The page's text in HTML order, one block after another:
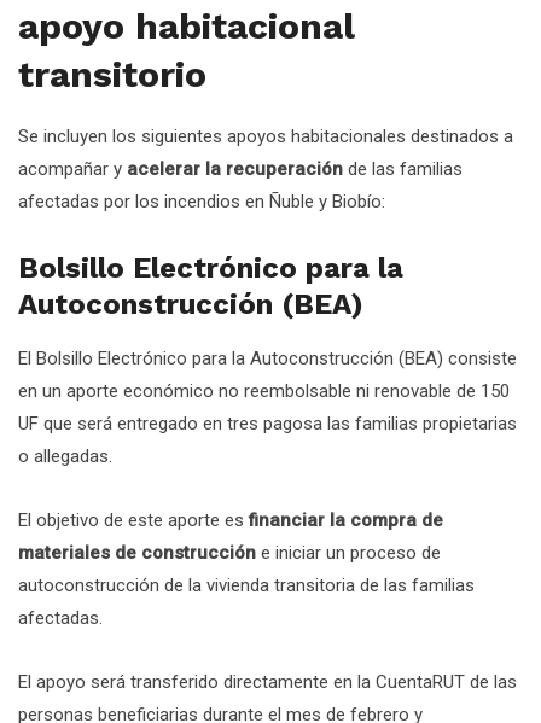
apoyo habitacional
transitorio
Se incluyen los siguientes apoyos habitacionales destinados a
acompañar y acelerar la recuperación de las familias
afectadas por los incendios en Ñuble y Biobío:
Bolsillo Electrónico para la
Autoconstrucción (BEA)
El Bolsillo Electrónico para la Autoconstrucción (BEA) consiste
en un aporte económico no reembolsable ni renovable de 150
UF que será entregado en tres pagosa las familias propietarias
o allegadas.
El objetivo de este aporte es financiar la compra de
materiales de construcción e iniciar un proceso de
autoconstrucción de la vivienda transitoria de las familias
afectadas.
El apoyo será transferido directamente en la CuentaRUT de las
personas beneficiarias durante el mes de febrero y